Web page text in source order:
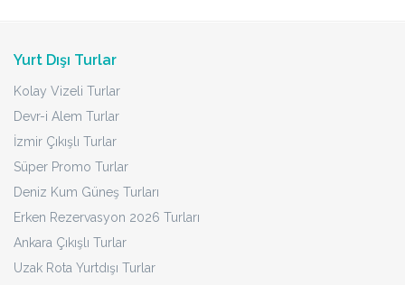
Yurt Dışı Turlar
Kolay Vizeli Turlar
Devr-i Alem Turlar
İzmir Çıkışlı Turlar
Süper Promo Turlar
Deniz Kum Güneş Turları
Erken Rezervasyon 2026 Turları
Ankara Çıkışlı Turlar
Uzak Rota Yurtdışı Turlar